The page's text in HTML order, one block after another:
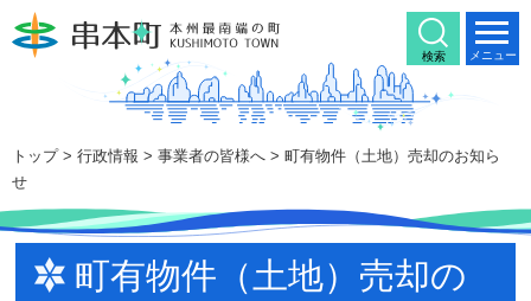
文
メニュー
トップ> 行政情報 > 事業者の皆様へ > 町有物件（土地）売却のお知ら
せ
検索
町有物件（土地）売却の